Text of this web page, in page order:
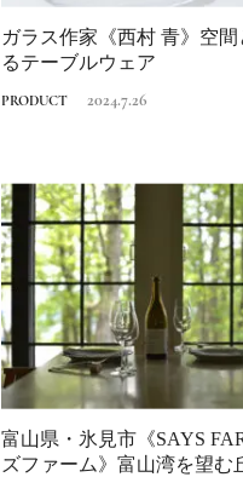
ガラス作家《西村 青》空
るテーブルウェア
PRODUCT 2024.7.26
富山県・氷見市《SAYS
ズファーム》富山湾を望む
自然と人をつなぐランド
スケープが誕生
TRAVEL 2022.6.11
Ento ＜エントウ＞ 海士